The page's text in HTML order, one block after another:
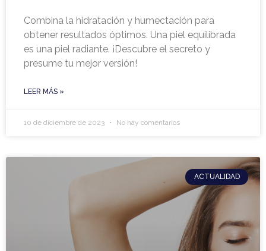
Combina la hidratación y humectación para
obtener resultados óptimos. Una piel equilibrada
es una piel radiante. ¡Descubre el secreto y
presume tu mejor versión!
LEER MÁS »
10 de diciembre de 2023 No hay comentarios
ACTUALIDAD